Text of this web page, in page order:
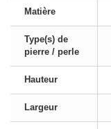
Matière
Type(s) de
pierre / perle
Hauteur
Largeur